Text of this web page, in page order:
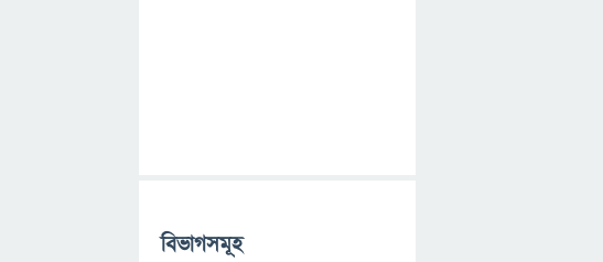
বিভাগসমূহ